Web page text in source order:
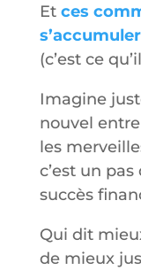
Et ces
s’accumuler
(c’est ce
Imagine
nouvel
les
c’est un
succès
Qui dit
de mieux